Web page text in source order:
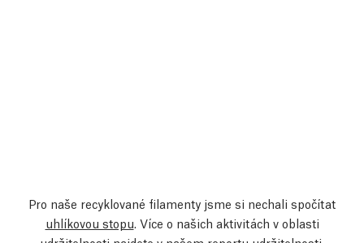
Pro naše recyklované filamenty jsme si nechali spočítat
uhlíkovou stopu. Více o našich aktivitách v oblasti